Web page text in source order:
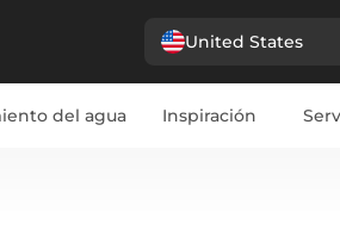
United States
del agua Inspiración